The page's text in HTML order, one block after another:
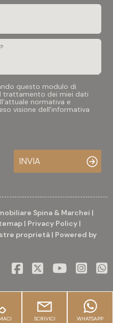
questo modulo di
trattamento dei miei dati
normativa e
visione dell'informativa
INVIA
Spina & Marchei |
| Privacy Policy |
proprietà | Powered by
SCRIVICI WHATSAPP